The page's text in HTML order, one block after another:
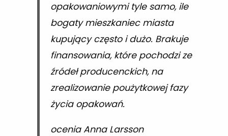
opakowaniowymi tyle samo, ile
bogaty mieszkaniec miasta
kupujący często i dużo. Brakuje
finansowania, które pochodzi ze
źródeł producenckich, na
zrealizowanie poużytkowej fazy
życia opakowań.
ocenia Anna Larsson